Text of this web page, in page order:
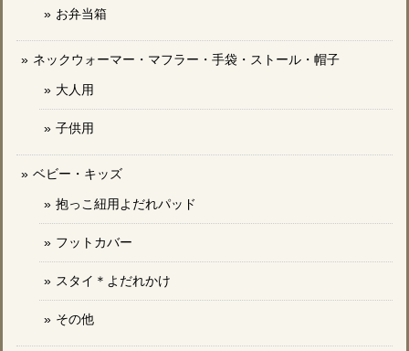
お弁当箱
ネックウォーマー・マフラー・手袋・ストール・帽子
大人用
子供用
ベビー・キッズ
抱っこ紐用よだれパッド
フットカバー
スタイ＊よだれかけ
その他